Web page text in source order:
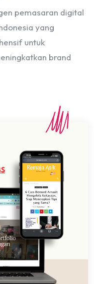
pemasaran digital
yang
untuk
brand